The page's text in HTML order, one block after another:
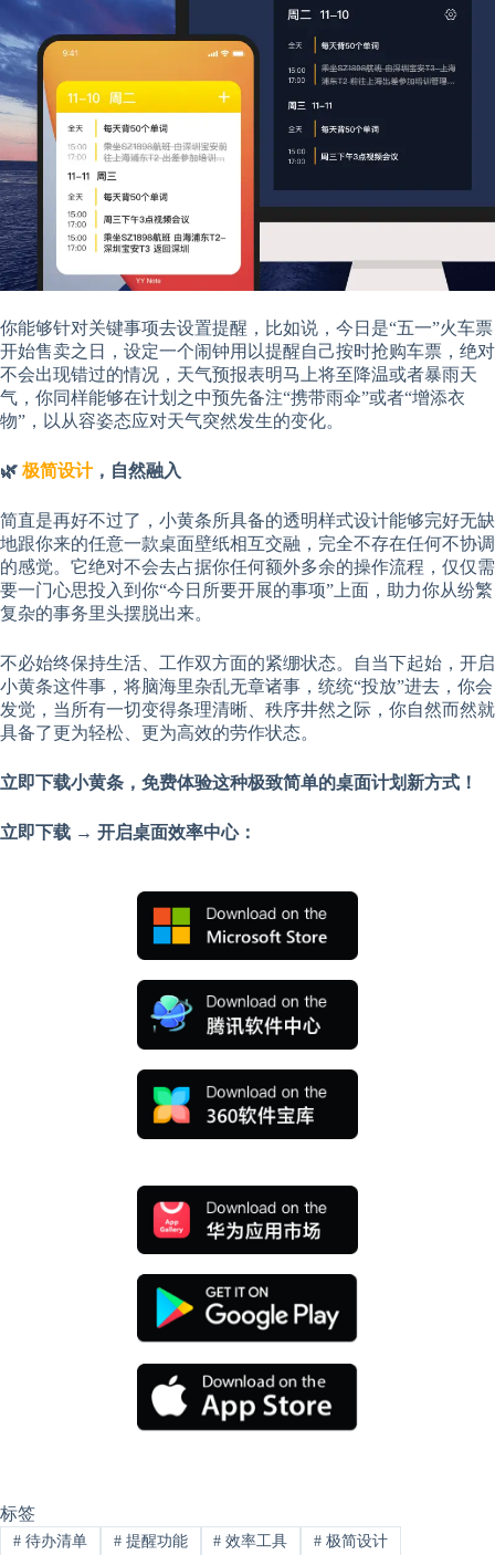
你能够针对关键事项去设置提醒，比如说，今日是“五一”火车票
开始售卖之日，设定一个闹钟用以提醒自己按时抢购车票，绝对
不会出现错过的情况，天气预报表明马上将至降温或者暴雨天
气，你同样能够在计划之中预先备注“携带雨伞”或者“增添衣
物”，以从容姿态应对天气突然发生的变化。
🌿 极简设计，自然融入
简直是再好不过了，小黄条所具备的透明样式设计能够完好无缺
地跟你来的任意一款桌面壁纸相互交融，完全不存在任何不协调
的感觉。它绝对不会去占据你任何额外多余的操作流程，仅仅需
要一门心思投入到你“今日所要开展的事项”上面，助力你从纷繁
复杂的事务里头摆脱出来。
不必始终保持生活、工作双方面的紧绷状态。自当下起始，开启
小黄条这件事，将脑海里杂乱无章诸事，统统“投放”进去，你会
发觉，当所有一切变得条理清晰、秩序井然之际，你自然而然就
具备了更为轻松、更为高效的劳作状态。
立即下载小黄条，免费体验这种极致简单的桌面计划新方式！
立即下载 → 开启桌面效率中心：
标签
#待办清单 #提醒功能 # 效率工具 # 极简设计